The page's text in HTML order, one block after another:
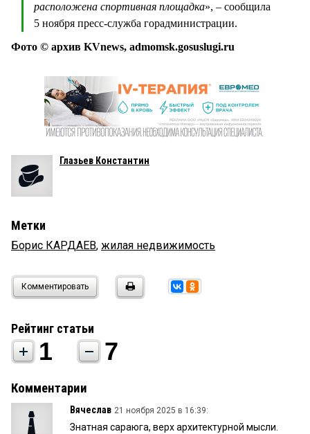
расположена спортивная площадка», – сообщила
5 ноября пресс-служба горадминистрации.
Фото © архив KVnews, admomsk.gosuslugi.ru
Глазьев Константин
Метки
Борис КАРДАЕВ, жилая недвижимость
Комментировать
Рейтинг статьи
1 7
Комментарии
Вячеслав 21 ноября 2025 в 16:39:
Знатная сараюга, верх архитектурной мысли.